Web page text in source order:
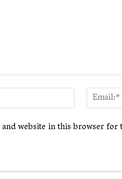
Name:*
and website in this browser